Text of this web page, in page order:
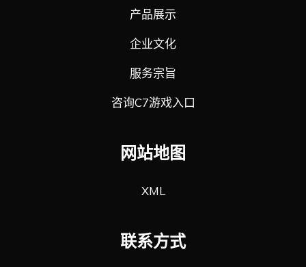
产品展示
企业文化
服务宗旨
咨询C7游戏入口
网站地图
XML
联系方式